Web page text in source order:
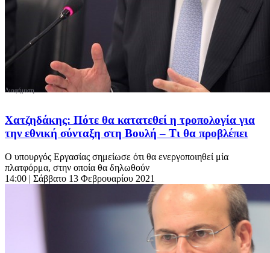
Χατζηδάκης: Πότε θα κατατεθεί η τροπολογία για
την εθνική σύνταξη στη Βουλή – Τι θα προβλέπει
Ο υπουργός Εργασίας σημείωσε ότι θα ενεργοποιηθεί μία
πλατφόρμα, στην οποία θα δηλωθούν
14:00 | Σάββατο 13 Φεβρουαρίου 2021